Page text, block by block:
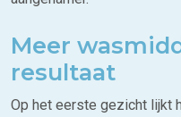
Meer
resultaat
Op het eerste gezicht lijkt